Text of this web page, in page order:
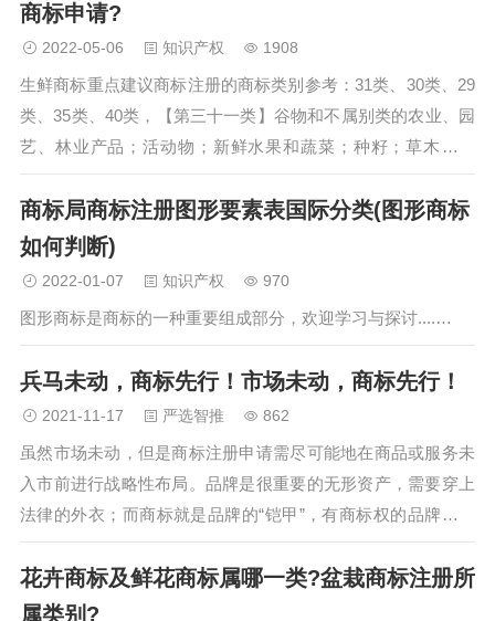
标工作实际，制定本办法…
商标申请?
2022-05-06 知识产权 1908
生鲜商标重点建议商标注册的商标类别参考：31类、30类、29
类、35类、40类，【第三十一类】谷物和不属别类的农业、园
艺、林业产品；活动物；新鲜水果和蔬菜；种籽；草木和花
卉；动物饲料；麦芽；【3101 组】未加工的林业产品；
【3102 组】未加工的谷物及农产品（不包括蔬菜，种子）；
【3103 组】花卉，园艺产品，草木；【3104 组】活动物；
【3105 组】未加工的水果及干果；【3106 组】 新鲜蔬菜；
【3110 组】动物栖息用干草等制品…
商标局商标注册图形要素表国际分类(图形商标
如何判断)
2022-01-07 知识产权 970
图形商标是商标的一种重要组成部分，欢迎学习与探讨....…
兵马未动，商标先行！市场未动，商标先行！
2021-11-17 严选智推 862
虽然市场未动，但是商标注册申请需尽可能地在商品或服务未
入市前进行战略性布局。品牌是很重要的无形资产，需要穿上
法律的外衣；而商标就是品牌的“铠甲”，有商标权的品牌才能
畅行天下…
花卉商标及鲜花商标属哪一类?盆栽商标注册所
属类别?